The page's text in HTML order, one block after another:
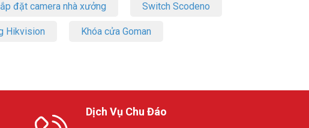
đặt camera nhà xưởng Switch Scodeno
Hikvision Khóa cửa Goman
Dịch Vụ Chu Đáo